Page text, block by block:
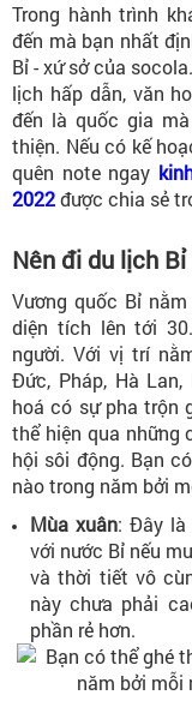
Trong hành trình
đến mà bạn nhất
Bỉ - xứ sở của
lịch hấp dẫn, văn
đến là quốc gia
thiện. Nếu có kế
quên note ngay
2022được chia sẻ
Nên đi du lịch
Vương quốc Bỉ
diện tích lên tới
người. Với vị trí
Đức, Pháp, Hà
hoá có sự pha trộn
thể hiện qua những
hội sôi động. Bạn
nào trong năm bởi
Mùa xuân: Đây là
với nước Bỉ nếu
và thời tiết vô
này chưa phải
phần rẻ hơn.